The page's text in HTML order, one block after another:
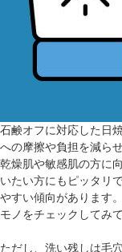
石鹸オフに対応した日
への摩擦や負担を減ら
乾燥肌や敏感肌の方に
いたい方にもピッタリ
やすい傾向があります
モノをチェックしてみ
ただし、洗い残しは毛